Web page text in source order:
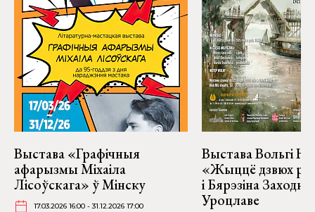
Выстава «Графічныя
афарызмы Міхаіла
Лісоўскага» ў Мінску
17.03.2026 16:00 - 31.12.2026 17:00
Выстава Вольгі
«Жыццё дзвюх
і Бярэзіна
Уроцлаве